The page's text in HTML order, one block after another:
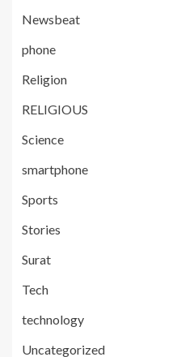
Newsbeat
phone
Religion
RELIGIOUS
Science
smartphone
Sports
Stories
Surat
Tech
technology
Uncategorized